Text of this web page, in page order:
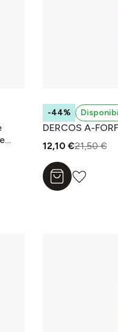
-44%
DERCOS A-
12,10 €21,50 €
Aggiungi al